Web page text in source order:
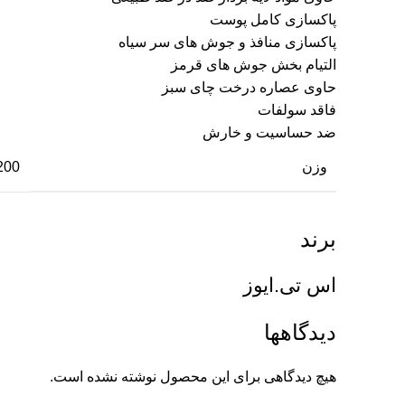
پاکسازی کامل پوست
پاکسازی منافذ و جوش های سر سیاه
التیام بخش جوش های قرمز
حاوی عصاره درخت چای سبز
فاقد سولفات
ضد حساسیت و خارش
وزن 0.200
برند
اس تی.ایوز
دیدگاهها
هیچ دیدگاهی برای این محصول نوشته نشده است.